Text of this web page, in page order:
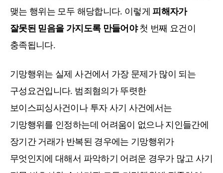
맺는 행위는 모두 해당합니다. 이렇게 피해자가
잘못된 믿음을 가지도록 만들어야첫 번째 요건이
충족됩니다.
기망행위는 실제 사건에서 가장 문제가 많이 되는
구성요건입니다. 범죄혐의가 뚜렷한
보이스피싱사건이나 투자 사기 사건에서는
기망행위를 인정하는데 어려움이 없으나 지인들간에
장기간 거래가 반복된 경우에는 기망행위가
무엇인지에 대해서 파악하기 어려운 경우가 많고 사기